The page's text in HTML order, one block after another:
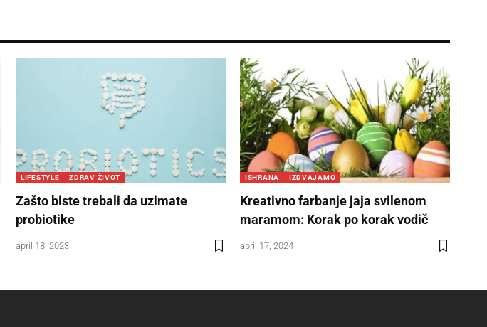
LIFESTYLE ZDRAV ŽIVOT
Zašto biste trebali da uzimate
probiotike
april 18, 2023
ISHRANA IZDVAJAMO
Kreativno farbanje jaja svilenom
maramom: Korak po korak vodič
april 17, 2024